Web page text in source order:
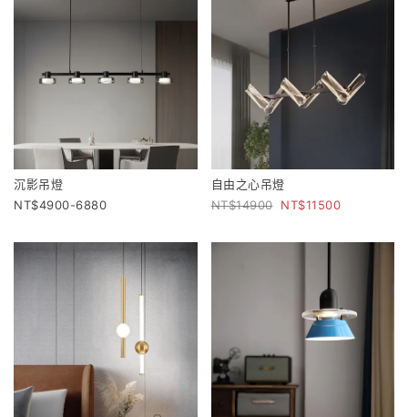
沉影吊燈
4900-6880
自由之心吊燈
14900
11500